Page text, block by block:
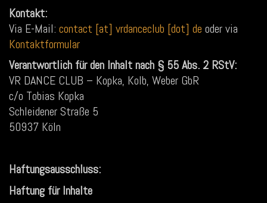
Kontakt:
Via E-Mail: contact [at] vrdanceclub [dot] de oder via
Kontaktformular
Verantwortlich für den Inhalt nach § 55 Abs. 2 RStV:
VR DANCE CLUB – Kopka, Kolb, Weber GbR
c/o Tobias Kopka
Schleidener Straße 5
50937 Köln
Haftungsausschluss:
Haftung für Inhalte